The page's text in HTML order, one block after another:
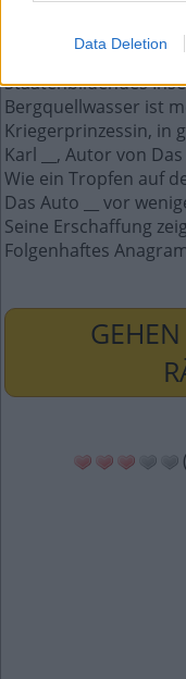
Data Deletion
Wohnort eines
Dadurch erhält man
Staatenbildendes
Bergquellwasser ist
Kriegerprinzessin, in
Karl __, Autor von
Wie ein Tropfen auf
Das Auto __ vor
Seine Erschaffung
Folgenhaftes
(